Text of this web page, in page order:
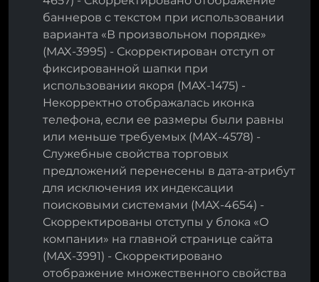
баннеров с текстом при использовании
варианта «В произвольном порядке»
(MAX-3995) - Скорректирован отступ от
фиксированной шапки при
использовании якоря (MAX-1475) -
Некорректно отображалась иконка
телефона, если ее размеры были равны
или меньше требуемых (MAX-4578) -
Служебные свойства торговых
предложений перенесены в дата-атрибут
для исключения их индексации
поисковыми системами (MAX-4654) -
Скорректированы отступы у блока «О
компании» на главной странице сайта
(MAX-3991) - Скорректировано
отображение множественного свойства